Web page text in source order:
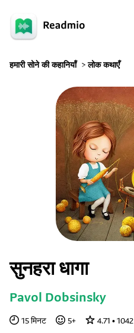
हमारी सोने की कहानियाँ > लोक कथाएँ
सुनहरा धागा
Pavol Dobsinsky
15 मिनट 5+ 4.71 • 1042